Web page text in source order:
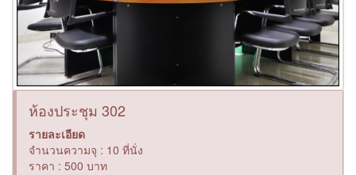
ห้องประชุม 302
รายละเอียด
จำนวนความจุ : 10 ที่นั่ง
ราคา : 500 บาท